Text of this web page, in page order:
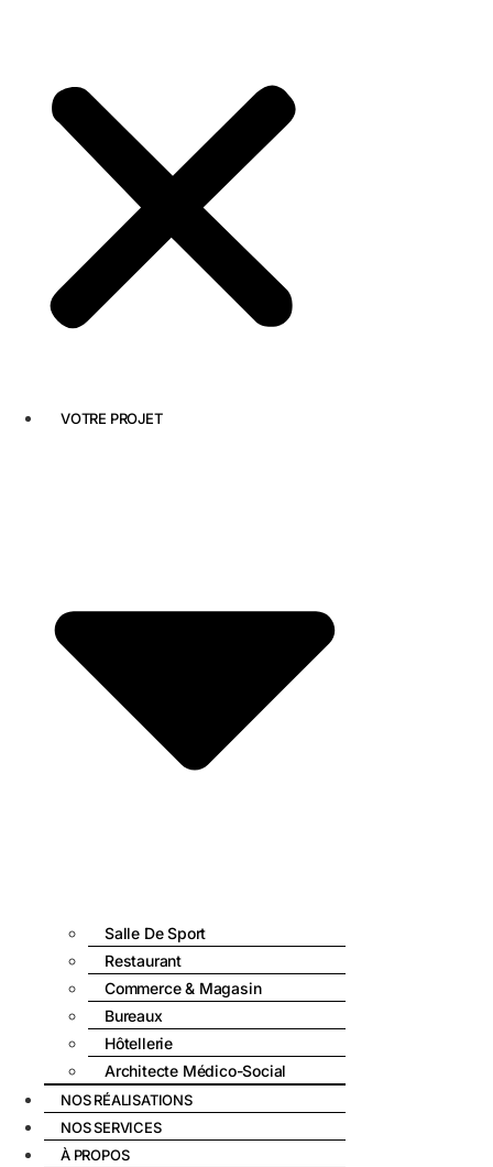
VOTRE PROJET
Salle De Sport
Restaurant
Commerce & Magasin
Bureaux
Hôtellerie
Architecte Médico-Social
NOS RÉALISATIONS
NOS SERVICES
À PROPOS